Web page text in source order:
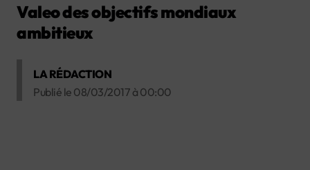
Valeo des objectifs mondiaux
ambitieux
LA RÉDACTION
Publié le 08/03/2017 à 00:00